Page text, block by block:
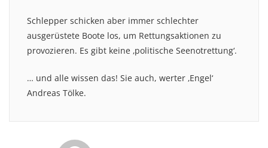
Schlepper schicken aber immer schlechter
ausgerüstete Boote los, um Rettungsaktionen zu
provozieren. Es gibt keine ‚politische Seenotrettung‘.
… und alle wissen das! Sie auch, werter ‚Engel‘
Andreas Tölke.